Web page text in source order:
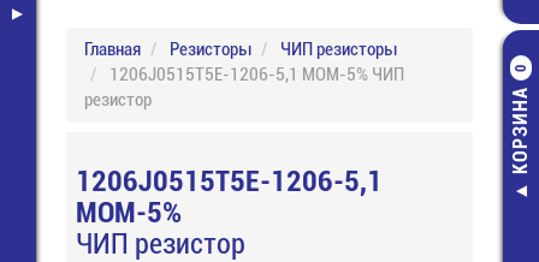
КОРЗИНА
0
Главная Резисторы
ЧИП резисторы
1206J0515T5E-1206-5,1 МОМ-5% ЧИП
резистор
1206J0515T5E-1206-5,1
МОМ-5%
ЧИП резистор